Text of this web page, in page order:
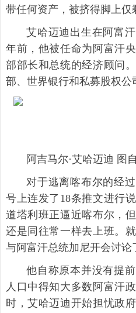
带任何资产，被挤得脚上仅
艾哈迈迪出生在阿富
年前，他被任命为阿富汗
部部长和总统的经济顾问
部、世界银行和私募股权公
阿吉马尔·艾哈迈迪 图
对于逃离喀布尔的经
号上连发了18条推文进行
道塔利班正逼近喀布尔，
还是同往常一样去上班。
与阿富汗总统加尼开会讨论
他自称原本并没有提
人口中得知大多数阿富汗
时，艾哈迈迪开始担忧政